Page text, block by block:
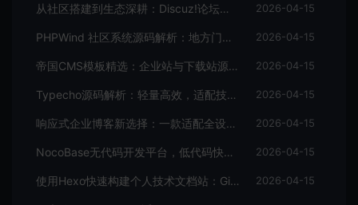
从社区搭建到生态深耕：Discuz!论坛源码的进阶价值 2026-04-15
PHPWind 社区系统源码解析：地方门户与论坛的技术实现 2026-04-15
帝国CMS模板精选：企业站与下载站源码全解析 2026-04-15
Typecho源码解析：轻量高效，适配技术博主的个人博客首选 2026-04-15
响应式企业博客新选择：一款适配全设备的WordPress主题源码 2026-04-15
NocoBase无代码开发平台，低代码快速搭建应用，支持自定义工作流 2026-04-15
使用Hexo快速构建个人技术文档站：GitHub Pages托管全攻略 2026-04-15